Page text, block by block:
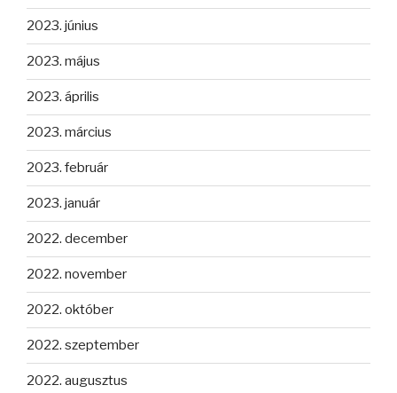
2023. június
2023. május
2023. április
2023. március
2023. február
2023. január
2022. december
2022. november
2022. október
2022. szeptember
2022. augusztus